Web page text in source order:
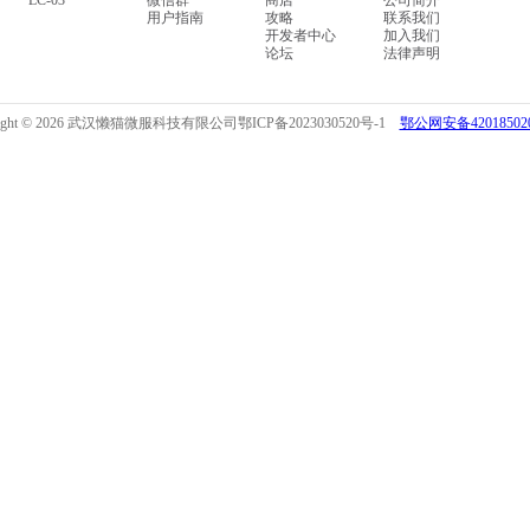
用户指南
攻略
开发者中心
论坛
联系我们
加入我们
法律声明
© 2026 武汉懒猫微服科技有限公司鄂ICP备2023030520号-1 鄂公网安备